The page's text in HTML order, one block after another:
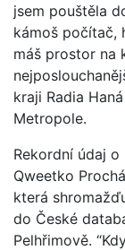
jsem pouštěla
kámoš počítač,
máš prostor na
kraji Radia
Metropole.
Rekordní údaj
Qweetko
která
do České
Pelhřimově.